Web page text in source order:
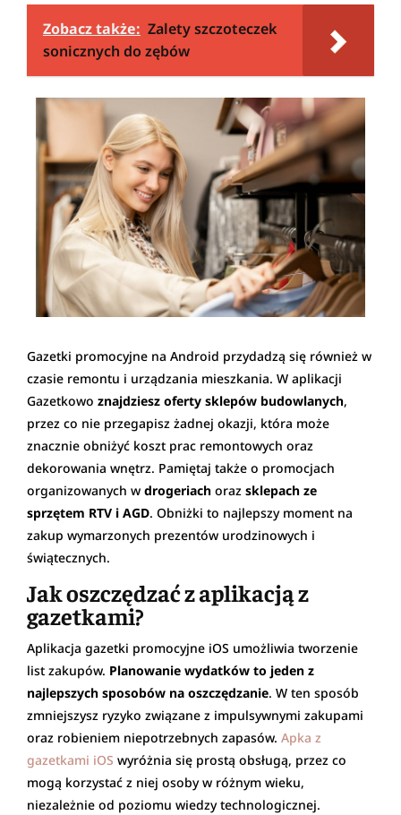
Zobacz także: Zalety szczoteczek
sonicznych do zębów
Gazetki promocyjne na Android przydadzą się również w
czasie remontu i urządzania mieszkania. W aplikacji
Gazetkowo znajdziesz oferty sklepów budowlanych,
przez co nie przegapisz żadnej okazji, która może
znacznie obniżyć koszt prac remontowych oraz
dekorowania wnętrz. Pamiętaj także o promocjach
organizowanych w drogeriach oraz sklepach ze
sprzętem RTV i AGD. Obniżki to najlepszy moment na
zakup wymarzonych prezentów urodzinowych i
świątecznych.
Jak oszczędzać z aplikacją z
gazetkami?
Aplikacja gazetki promocyjne iOS umożliwia tworzenie
list zakupów. Planowanie wydatków to jeden z
najlepszych sposobów na oszczędzanie. W ten sposób
zmniejszysz ryzyko związane z impulsywnymi zakupami
oraz robieniem niepotrzebnych zapasów. Apka z
gazetkami iOS wyróżnia się prostą obsługą, przez co
mogą korzystać z niej osoby w różnym wieku,
niezależnie od poziomu wiedzy technologicznej.